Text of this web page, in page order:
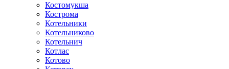
Костомукша
Кострома
Котельники
Котельниково
Котельнич
Котлас
Котово